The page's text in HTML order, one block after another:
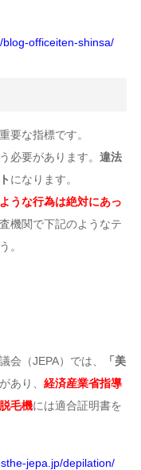
officeiten-shinsa/
要な指標です。
必要があります。 違法
になります。
うな行為は絶対にあっ
機関で下記のようなテ
。
会（JEPA）では、
「美
あり、 経済産業省指導
毛機には適合証明書を
jepa.jp/depilation/